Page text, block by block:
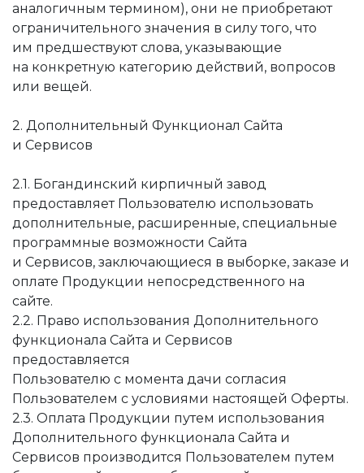
аналогичным термином), они не приобретают
ограничительного значения в силу того, что
им предшествуют слова, указывающие
на конкретную категорию действий, вопросов
или вещей.
2. Дополнительный Функционал Сайта
и Сервисов
2.1. Богандинский кирпичный завод
предоставляет Пользователю использовать
дополнительные, расширенные, специальные
программные возможности Сайта
и Сервисов, заключающиеся в выборке, заказе и
оплате Продукции непосредственного на
сайте.
2.2. Право использования Дополнительного
функционала Сайта и Сервисов
предоставляется
Пользователю с момента дачи согласия
Пользователем с условиями настоящей Оферты.
2.3. Оплата Продукции путем использования
Дополнительного функционала Сайта и
Сервисов производится Пользователем путем